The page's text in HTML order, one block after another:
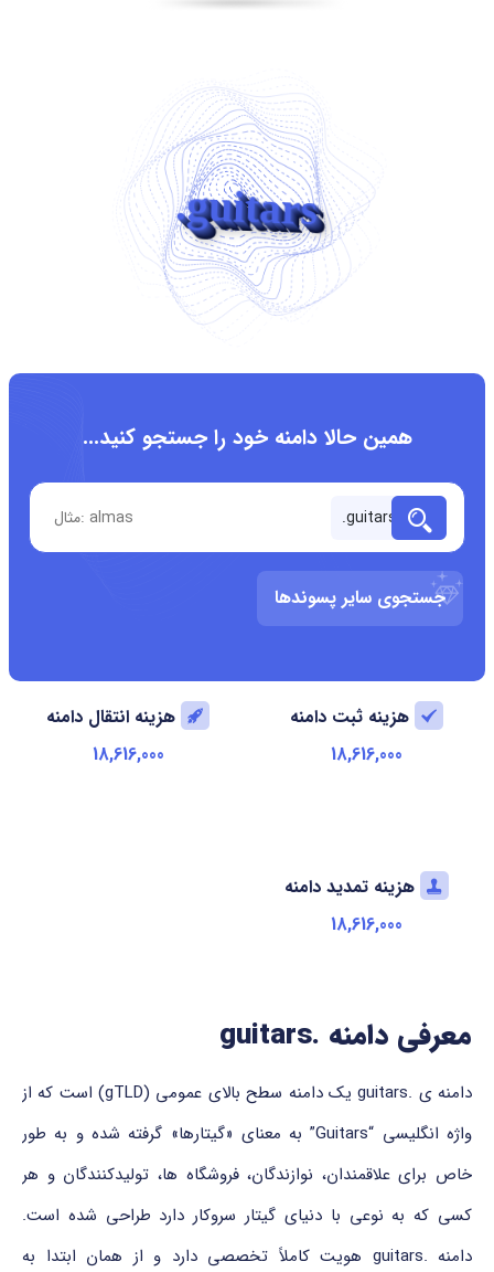
.guitars
همین حالا دامنه خود را جستجو کنید...
جستجوی سایر پسوندها
هزینه ثبت دامنه
18,616,000
هزینه انتقال دامنه
18,616,000
هزینه تمدید دامنه
18,616,000
معرفی دامنه .guitars
دامنه ی .guitars یک دامنه سطح بالای عمومی (gTLD) است که از
واژه انگلیسی “Guitars” به معنای «گیتارها» گرفته شده و به طور
خاص برای علاقمندان، نوازندگان، فروشگاه ها، تولیدکنندگان و هر
کسی که به نوعی با دنیای گیتار سروکار دارد طراحی شده است.
دامنه .guitars هویت کاملاً تخصصی دارد و از همان ابتدا به